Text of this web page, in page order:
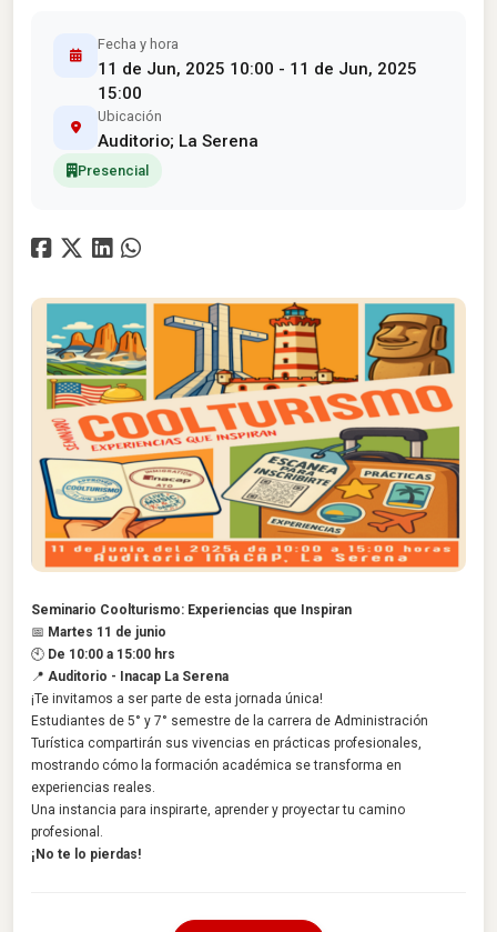
Fecha y hora
11 de Jun, 2025 10:00 - 11 de Jun, 2025
15:00
Ubicación
Auditorio; La Serena
Presencial
Seminario Coolturismo: Experiencias que Inspiran
📅 Martes 11 de junio
🕙 De 10:00 a 15:00 hrs
📍 Auditorio - Inacap La Serena
¡Te invitamos a ser parte de esta jornada única!
Estudiantes de 5° y 7° semestre de la carrera de Administración
Turística compartirán sus vivencias en prácticas profesionales,
mostrando cómo la formación académica se transforma en
experiencias reales.
Una instancia para inspirarte, aprender y proyectar tu camino
profesional.
¡No te lo pierdas!